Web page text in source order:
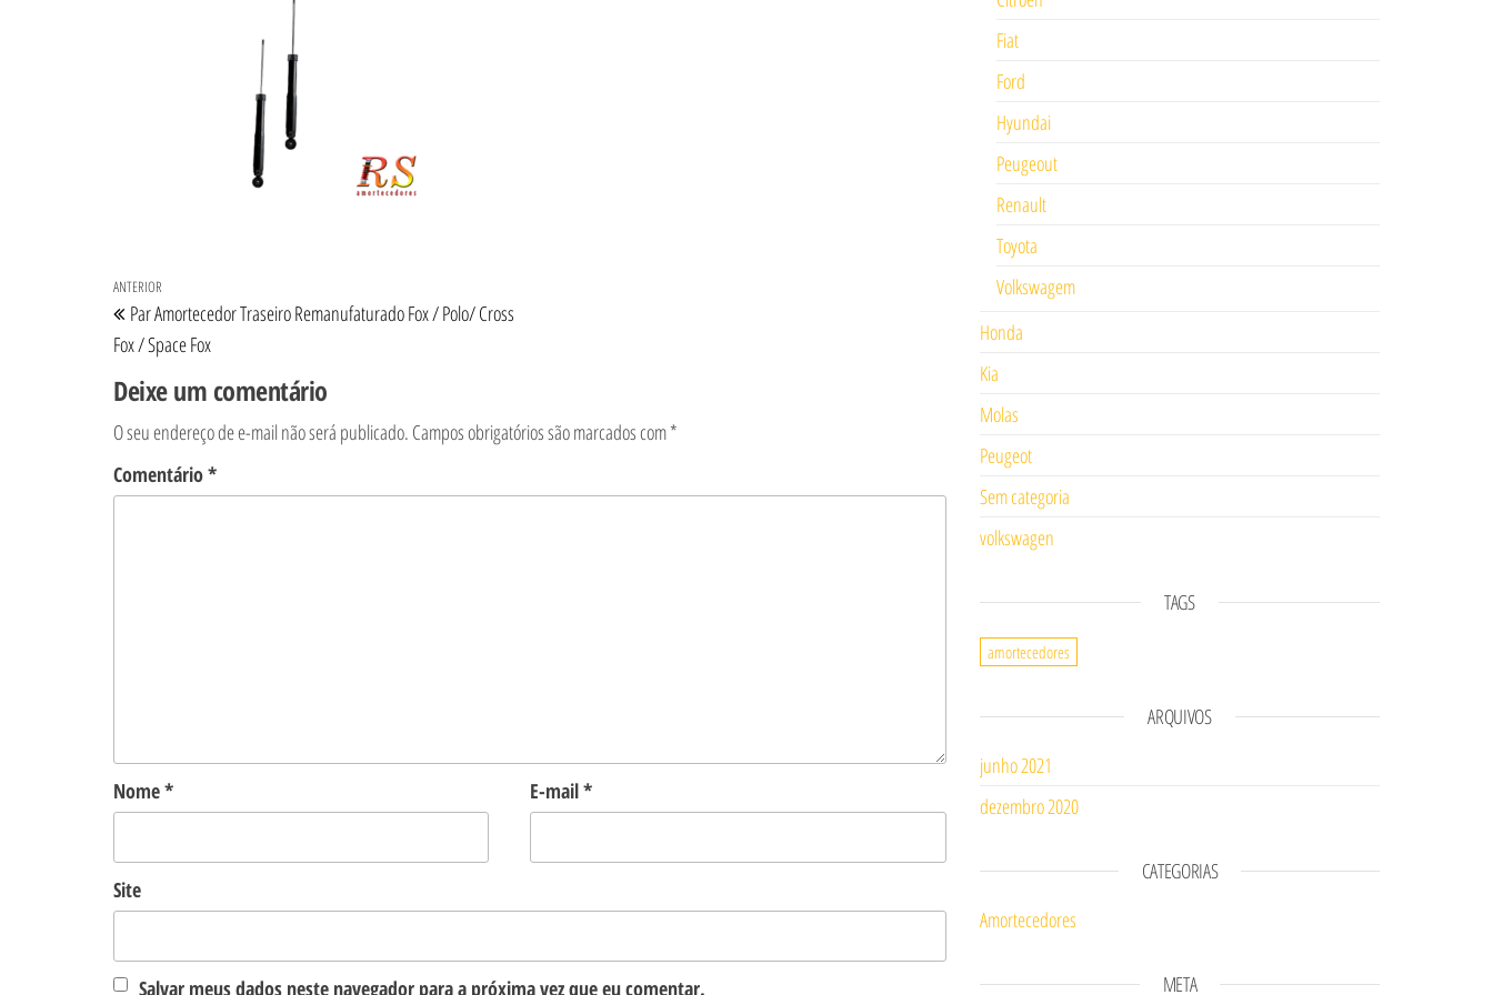
Navegação de Post
Post anterior
ANTERIOR
Par Amortecedor Traseiro Remanufaturado Fox / Polo/ Cross
Fox / Space Fox
Deixe um comentário
O seu endereço de e-mail não será publicado. Campos obrigatórios são marcados com*
Comentário*
Nome* E-mail*
Site
Salvar meus dados neste navegador para a próxima vez que eu comentar.
Fiat
Ford
Hyundai
Peugeout
Renault
Toyota
Volkswagem
Honda
Kia
Molas
Peugeot
Sem categoria
volkswagen
TAGS
amortecedores
ARQUIVOS
junho 2021
dezembro 2020
CATEGORIAS
Amortecedores
META